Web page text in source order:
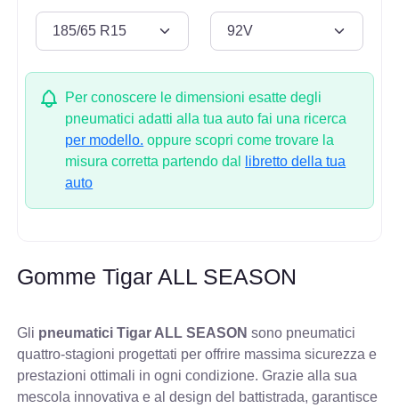
Per conoscere le dimensioni esatte degli
pneumatici adatti alla tua auto fai una ricerca
per modello. oppure scopri come trovare la
misura corretta partendo dal
libretto della tua
auto
Gomme Tigar ALL SEASON
Gli pneumatici Tigar ALL SEASON sono pneumatici
quattro-stagioni progettati per offrire massima sicurezza e
prestazioni ottimali in ogni condizione. Grazie alla sua
mescola innovativa e al design del battistrada, garantisce